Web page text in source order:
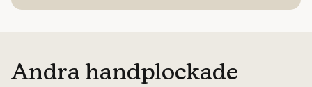
Andra handplockade